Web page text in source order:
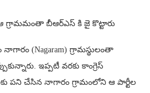
ఆ గ్రామమంతా బీఆర్ఎస్ కి జై కొట్టారు
(Nagaram) గ్రామస్థులంతా
ఇప్పటీ వరకు కాంగ్రెస్‌
పని చేసిన నాగారం గ్రామంలోని ఆ పార్టీల